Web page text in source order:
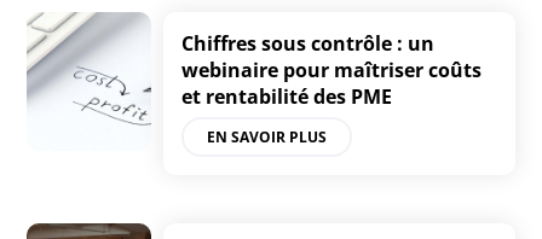
Chiffres sous contrôle : un
webinaire pour maîtriser coûts
et rentabilité des PME
EN SAVOIR PLUS